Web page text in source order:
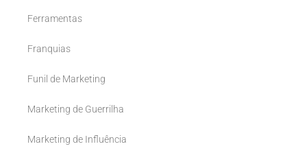
Ferramentas
Franquias
Funil de Marketing
Marketing de Guerrilha
Marketing de Influência